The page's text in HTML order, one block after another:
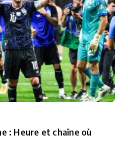
: Heure et chaîne où